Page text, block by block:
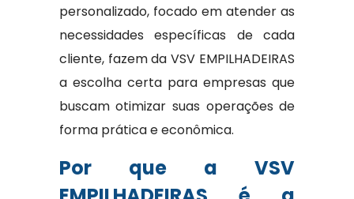
personalizado, focado em atender as
necessidades específicas de cada
cliente, fazem da VSV EMPILHADEIRAS
a escolha certa para empresas que
buscam otimizar suas operações de
forma prática e econômica.
Por que a VSV